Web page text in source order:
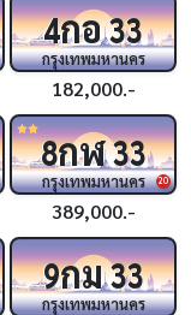
4กอ33
กรุงเทพมหานคร
182,000.-
20
8กฬ33
กรุงเทพมหานคร
389,000.-
9กม33
กรุงเทพมหานคร